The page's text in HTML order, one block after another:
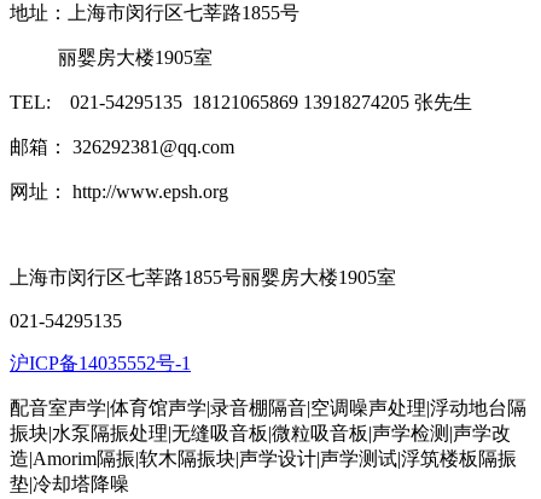
地址：上海市闵行区七莘路1855号
丽婴房大楼1905室
TEL: 021-54295135 18121065869 13918274205 张先生
邮箱： 326292381@qq.com
网址： http://www.epsh.org
上海市闵行区七莘路1855号丽婴房大楼1905室
021-54295135
沪ICP备14035552号-1
配音室声学|体育馆声学|录音棚隔音|空调噪声处理|浮动地台隔
振块|水泵隔振处理|无缝吸音板|微粒吸音板|声学检测|声学改
造|Amorim隔振|软木隔振块|声学设计|声学测试|浮筑楼板隔振
垫|冷却塔降噪